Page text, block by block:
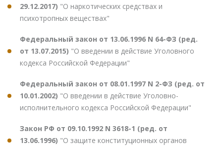
29.12.2017) "О наркотических средствах и
психотропных веществах"
Федеральный закон от 13.06.1996 N 64-ФЗ (ред.
от 13.07.2015) "О введении в действие Уголовного
кодекса Российской Федерации"
Федеральный закон от 08.01.1997 N 2-ФЗ (ред. от
10.01.2002) "О введении в действие Уголовно-
исполнительного кодекса Российской Федерации"
Закон РФ от 09.10.1992 N 3618-1 (ред. от
13.06.1996) "О защите конституционных органов